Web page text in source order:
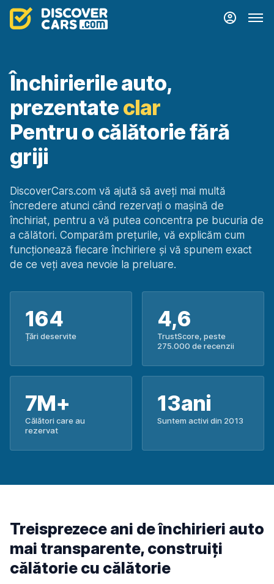
Închirierile auto,
prezentateclar
Pentru o călătorie fără
griji
DiscoverCars.com vă ajută să aveți mai multă
încredere atunci când rezervați o mașină de
închiriat, pentru a vă putea concentra pe bucuria de
a călători. Comparăm prețurile, vă explicăm cum
funcționează fiecare închiriere și vă spunem exact
de ce veți avea nevoie la preluare.
164
Țări deservite
4,6
TrustScore, peste
275.000 de recenzii
7M+
Călători care au
rezervat
13ani
Suntem activi din 2013
Treisprezece ani de închirieri auto
mai transparente, construiți
călătorie cu călătorie